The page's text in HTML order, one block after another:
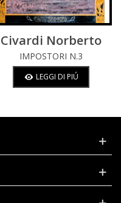
Civardi Norberto
IMPOSTORI N.3
LEGGI DI PIÚ